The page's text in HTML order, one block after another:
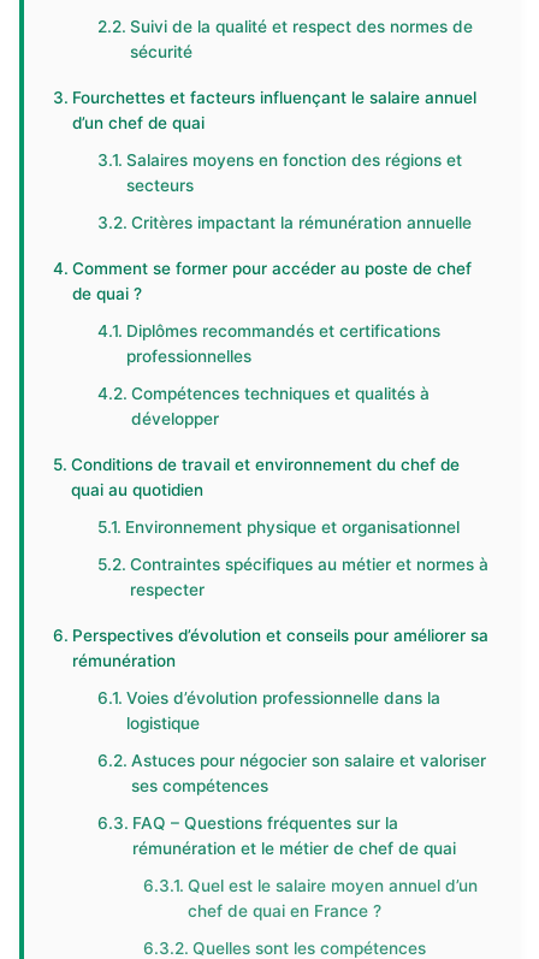
Suivi de la qualité et respect des normes de
sécurité
Fourchettes et facteurs influençant le salaire annuel
d’un chef de quai
Salaires moyens en fonction des régions et
secteurs
Critères impactant la rémunération annuelle
Comment se former pour accéder au poste de chef
de quai ?
Diplômes recommandés et certifications
professionnelles
Compétences techniques et qualités à
développer
Conditions de travail et environnement du chef de
quai au quotidien
Environnement physique et organisationnel
Contraintes spécifiques au métier et normes à
respecter
Perspectives d’évolution et conseils pour améliorer sa
rémunération
Voies d’évolution professionnelle dans la
logistique
Astuces pour négocier son salaire et valoriser
ses compétences
FAQ – Questions fréquentes sur la
rémunération et le métier de chef de quai
Quel est le salaire moyen annuel d’un
chef de quai en France ?
Quelles sont les compétences